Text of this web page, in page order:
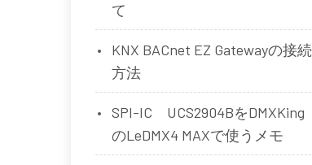
て
KNX BACnet EZ Gatewayの接続
方法
SPI-IC UCS2904BをDMXKing
のLeDMX4 MAXで使うメモ